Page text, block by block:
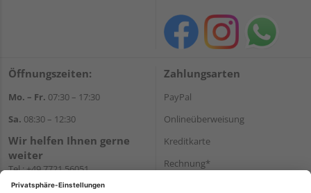
Öffnungszeiten:
Mo. – Fr. 07:30 – 17:30
Sa. 08:30 – 12:30
Wir helfen Ihnen gerne
weiter
Tel.:+49 7721 56051
E-Mail:onlineshop@holzland-
Zahlungsarten
PayPal
Onlineüberweisung
Kreditkarte
Rechnung*